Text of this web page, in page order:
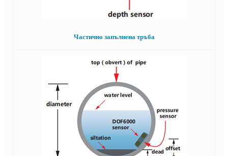
Частично запълнена тръба